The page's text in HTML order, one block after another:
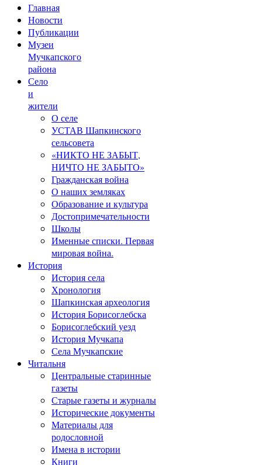
Главная
Новости
Публикации
Музеи
Мучкапского
района
Село
и
жители
О селе
УСТАВ Шапкинского
сельсовета
«НИКТО НЕ ЗАБЫТ,
НИЧТО НЕ ЗАБЫТО»
Гражданская война
О наших земляках
Образование и культура
Достопримечательности
Школы
Именные списки. Первая
мировая война.
История
История села
Хронология
Шапкинская археология
История Борисоглебска
Борисоглебский уезд
История Мучкапа
Села Мучкапские
Читальня
Центральные старинные
газеты
Старые газеты и журналы
Исторические документы
Материалы для
родословной
Имена в истории
Книги